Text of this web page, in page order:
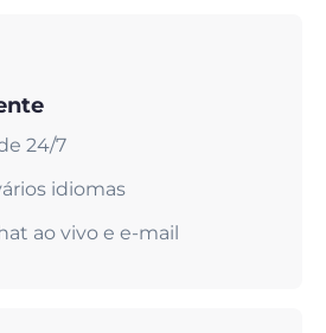
24/7
idiomas
ao vivo e e-mail